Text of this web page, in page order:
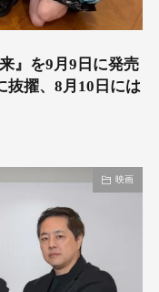
』を9月9日に発売
抜擢、8月10日には
映画